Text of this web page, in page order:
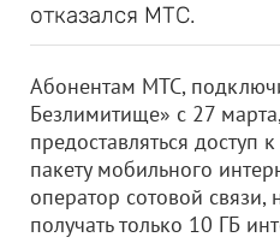
отказался МТС.
Абонентам МТС,
Безлимитище» с 27
предоставляться доступ
пакету мобильного
оператор сотовой связи,
получать только 10 ГБ